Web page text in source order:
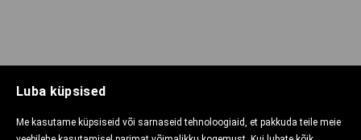
Luba küpsised
Me kasutame küpsiseid või sarnaseid tehnoloogiaid, et pakkuda teile meie